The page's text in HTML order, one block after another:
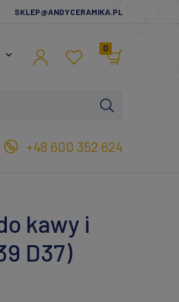
SKLEP@ANDYCERAMIKA.PL
0
+48 600 352 624
kawy i
D37)